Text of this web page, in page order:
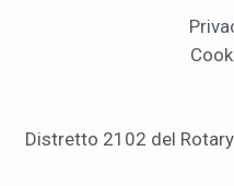
Distretto 2102 del